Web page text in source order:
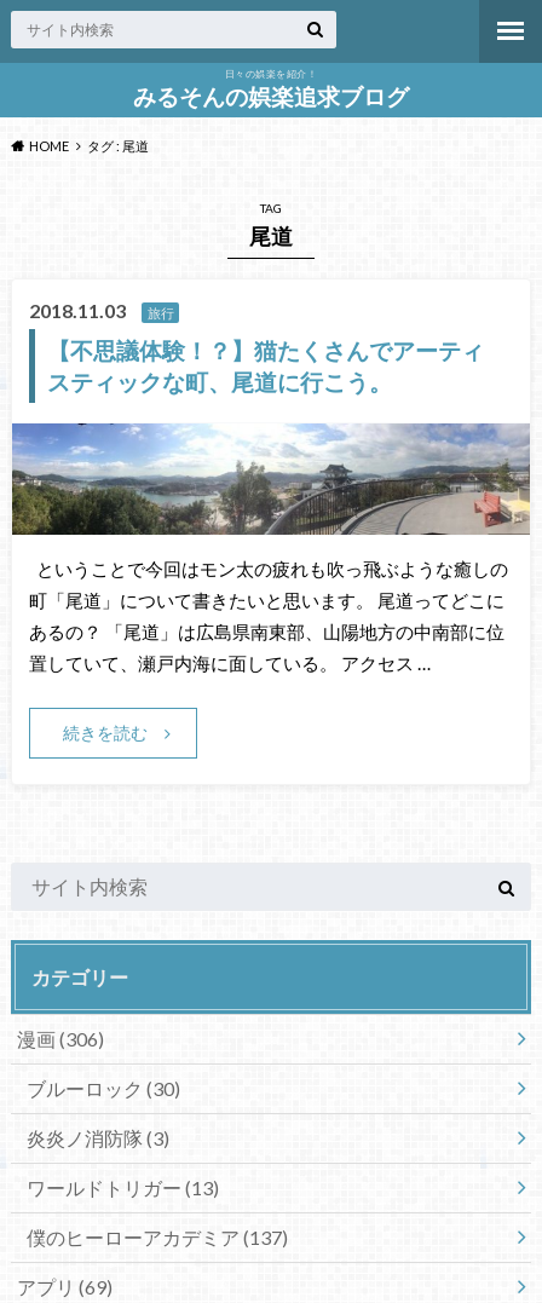
日々の娯楽を紹介！
みるそんの娯楽追求ブログ
HOME タグ : 尾道
TAG
尾道
2018.11.03 旅行
【不思議体験！？】猫たくさんでアーティ
スティックな町、尾道に行こう。
ということで今回はモン太の疲れも吹っ飛ぶような癒しの
町「尾道」について書きたいと思います。 尾道ってどこに
あるの？ 「尾道」は広島県南東部、山陽地方の中南部に位
置していて、瀬戸内海に面している。 アクセス …
続きを読む
カテゴリー
漫画(306)
ブルーロック (30)
炎炎ノ消防隊(3)
ワールドトリガー (13)
僕のヒーローアカデミア (137)
アプリ (69)